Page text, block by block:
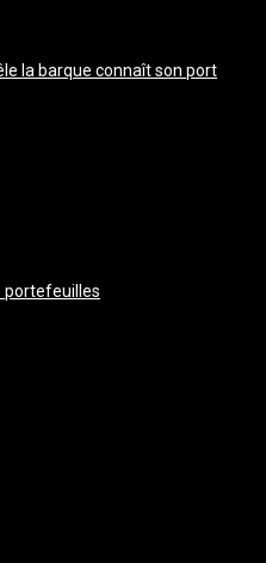
la barque connaît son port
portefeuilles